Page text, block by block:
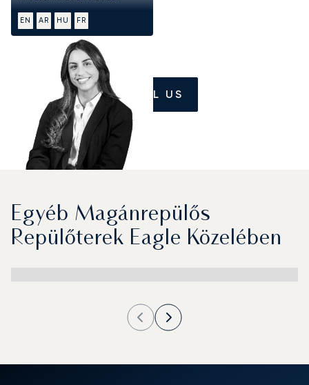
EN AR HU FR
CALL US
Egyéb Magánrepülős
Repülőterek Eagle Közelében